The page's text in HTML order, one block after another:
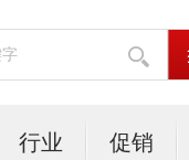
行业 促销